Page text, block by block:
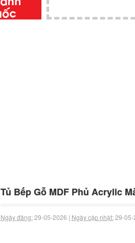
Tủ Bếp Gỗ MDF Phủ Acrylic
Ngày đăng:29-05-2026 | Ngày cập nhật:29-05-